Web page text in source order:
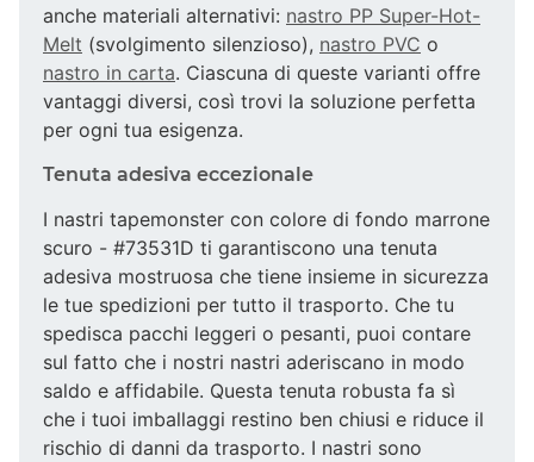
anche materiali alternativi: nastro PP Super-Hot-
Melt (svolgimento silenzioso), nastro PVC o
nastro in carta. Ciascuna di queste varianti offre
vantaggi diversi, così trovi la soluzione perfetta
per ogni tua esigenza.
Tenuta adesiva eccezionale
I nastri tapemonster con colore di fondo marrone
scuro - #73531D ti garantiscono una tenuta
adesiva mostruosa che tiene insieme in sicurezza
le tue spedizioni per tutto il trasporto. Che tu
spedisca pacchi leggeri o pesanti, puoi contare
sul fatto che i nostri nastri aderiscano in modo
saldo e affidabile. Questa tenuta robusta fa sì
che i tuoi imballaggi restino ben chiusi e riduce il
rischio di danni da trasporto. I nastri sono